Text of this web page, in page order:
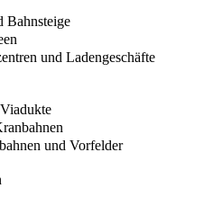
Bahnsteige
und Ladengeschäfte
und Vorfelder